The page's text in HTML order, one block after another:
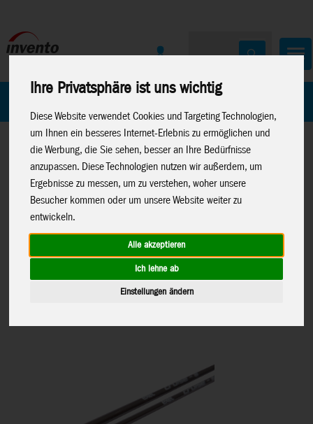
Ihre Privatsphäre ist uns wichtig
Diese Website verwendet Cookies und Targeting Technologien,
um Ihnen ein besseres Internet-Erlebnis zu ermöglichen und
die Werbung, die Sie sehen, besser an Ihre Bedürfnisse
anzupassen. Diese Technologien nutzen wir außerdem, um
Ergebnisse zu messen, um zu verstehen, woher unsere
Besucher kommen oder um unsere Website weiter zu
entwickeln.
Alle akzeptieren
Ich lehne ab
Einstellungen ändern
Home>Drachen
EXEL CRUISE Kohlefaser 8x6/1,5m